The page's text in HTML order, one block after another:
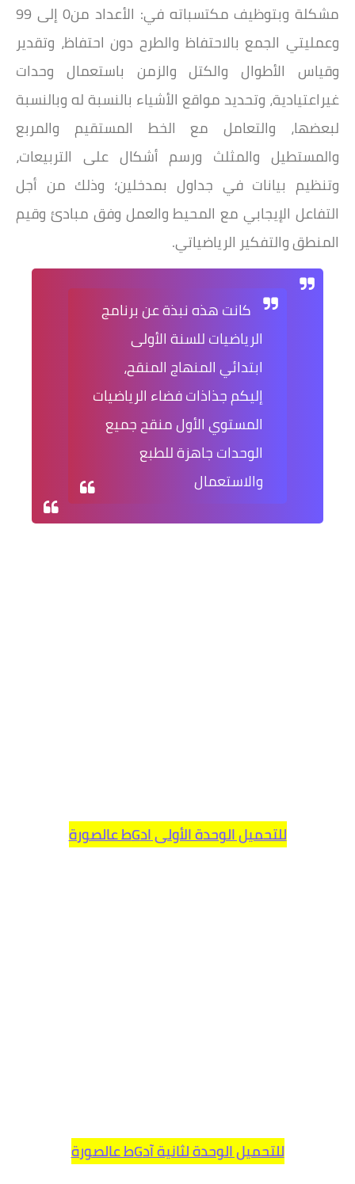
مشكلة وبتوظيف مكتسباته في: الأعداد من0 إلى 99
وعمليتي الجمع بالاحتفاظ والطرح دون احتفاظ، وتقدير
وقياس الأطوال والكتل والزمن باستعمال وحدات
غيراعتيادية، وتحديد مواقع الأشياء بالنسبة له وبالنسبة
لبعضها، والتعامل مع الخط المستقيم والمربع
والمستطيل والمثلث ورسم أشكال على التربيعات،
وتنظيم بيانات في جداول بمدخلين؛ وذلك من أجل
التفاعل الإيجابي مع المحيط والعمل وفق مبادئ وقيم
المنطق والتفكير الرياضياتي.
كانت هذه نبذة عن برنامج
الرياضيات للسنة الأولى
ابتدائي المنهاج المنقح،
إليكم جذاذات فضاء الرياضيات
المستوي الأول منقح جميع
الوحدات جاهزة للطبع
والاستعمال
للتحميل الوحدة الأولى ادGط عالصورة
للتحميل الوحدة لثانية آدGط عالصورة